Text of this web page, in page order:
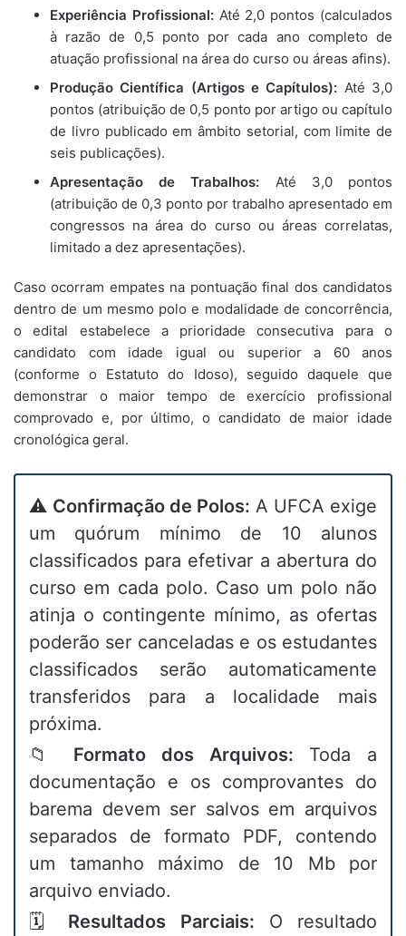
Experiência Profissional:Até 2,0 pontos (calculados
à razão de 0,5 ponto por cada ano completo de
atuação profissional na área do curso ou áreas afins).
Produção Científica (Artigos e Capítulos): Até 3,0
pontos (atribuição de 0,5 ponto por artigo ou capítulo
de livro publicado em âmbito setorial, com limite de
seis publicações).
Apresentação de Trabalhos: Até 3,0 pontos
(atribuição de 0,3 ponto por trabalho apresentado em
congressos na área do curso ou áreas correlatas,
limitado a dez apresentações).
Caso ocorram empates na pontuação final dos candidatos
dentro de um mesmo polo e modalidade de concorrência,
o edital estabelece a prioridade consecutiva para o
candidato com idade igual ou superior a 60 anos
(conforme o Estatuto do Idoso), seguido daquele que
demonstrar o maior tempo de exercício profissional
comprovado e, por último, o candidato de maior idade
cronológica geral.
⚠️ Confirmação de Polos: A UFCA exige
um quórum mínimo de 10 alunos
classificados para efetivar a abertura do
curso em cada polo. Caso um polo não
atinja o contingente mínimo, as ofertas
poderão ser canceladas e os estudantes
classificados serão automaticamente
transferidos para a localidade mais
próxima.
📁 Formato dos Arquivos: Toda a
documentação e os comprovantes do
barema devem ser salvos em arquivos
separados de formato PDF, contendo
um tamanho máximo de 10 Mb por
arquivo enviado.
🗓️ Resultados Parciais: O resultado